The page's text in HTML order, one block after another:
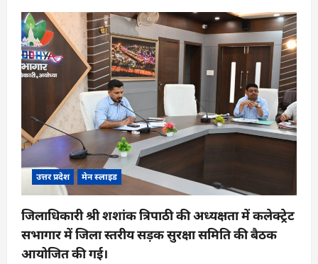
g
a
t
n
उत्तर प्रदेश मेन स्लाइड
जिलाधिकारी श्री शशांक त्रिपाठी की अध्यक्षता में कलेक्ट्रेट
सभागार में जिला स्तरीय सड़क सुरक्षा समिति की बैठक
आयोजित की गई।